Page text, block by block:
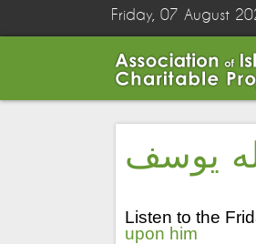
Friday, 07 August
يوسف
Listen to the
upon him